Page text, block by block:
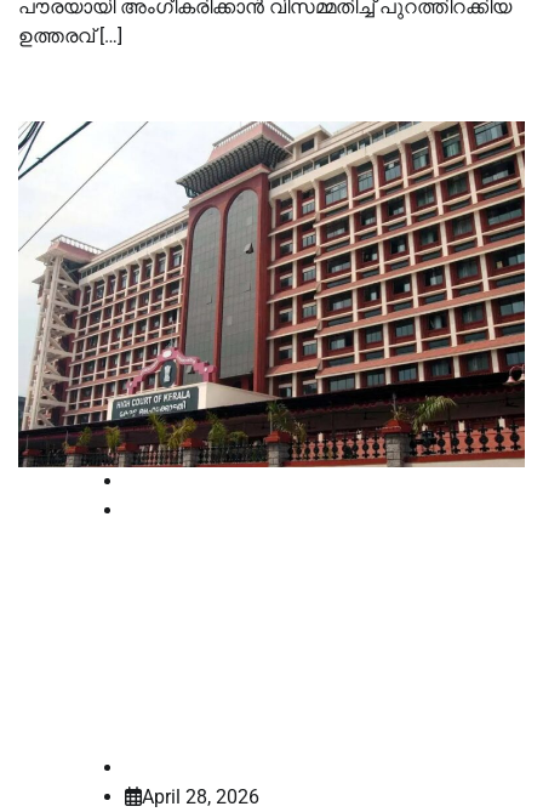
പൗരയായി അംഗീകരിക്കാൻ വിസമ്മതിച്ച് പുറത്തിറക്കിയ
ഉത്തരവ് […]
April 28, 2026